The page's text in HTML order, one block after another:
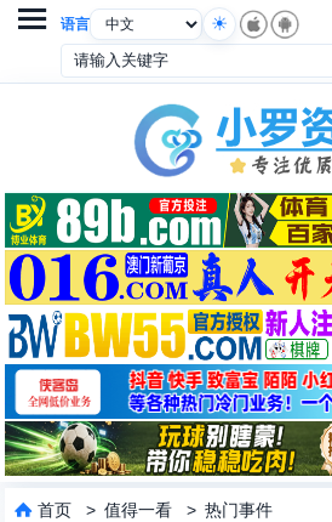
语言

 首页 >值得一看 >热门事件